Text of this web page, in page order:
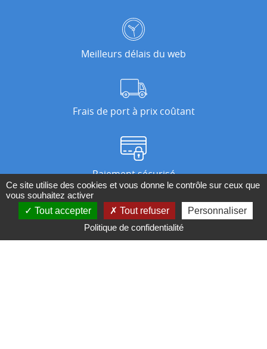
Meilleurs délais du web
Frais de port à prix coûtant
Paiement sécurisé
Nos magasins
Ce site utilise des cookies et vous donne le contrôle sur ceux que
vous souhaitez activer
Tout accepter
Tout refuser
Personnaliser
Politique de confidentialité